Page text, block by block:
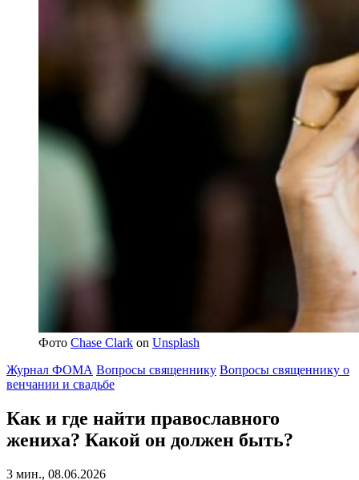
Фото Chase Clark on Unsplash
Журнал ФОМА Вопросы священнику Вопросы священнику о
венчании и свадьбе
Как и где найти православного
жениха? Какой он должен быть?
3 мин., 08.06.2026